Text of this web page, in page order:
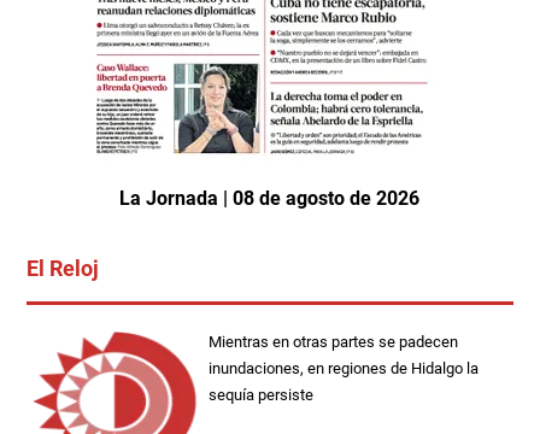
La Jornada | 08 de agosto de 2026
El Reloj
Mientras en otras partes se padecen
inundaciones, en regiones de Hidalgo la
sequía persiste